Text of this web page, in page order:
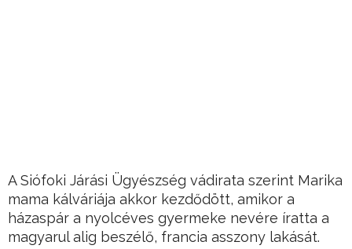
A Siófoki Járási Ügyészség vádirata szerint Marika
mama kálváriája akkor kezdődött, amikor a
házaspár a nyolcéves gyermeke nevére íratta a
magyarul alig beszélő, francia asszony lakását.